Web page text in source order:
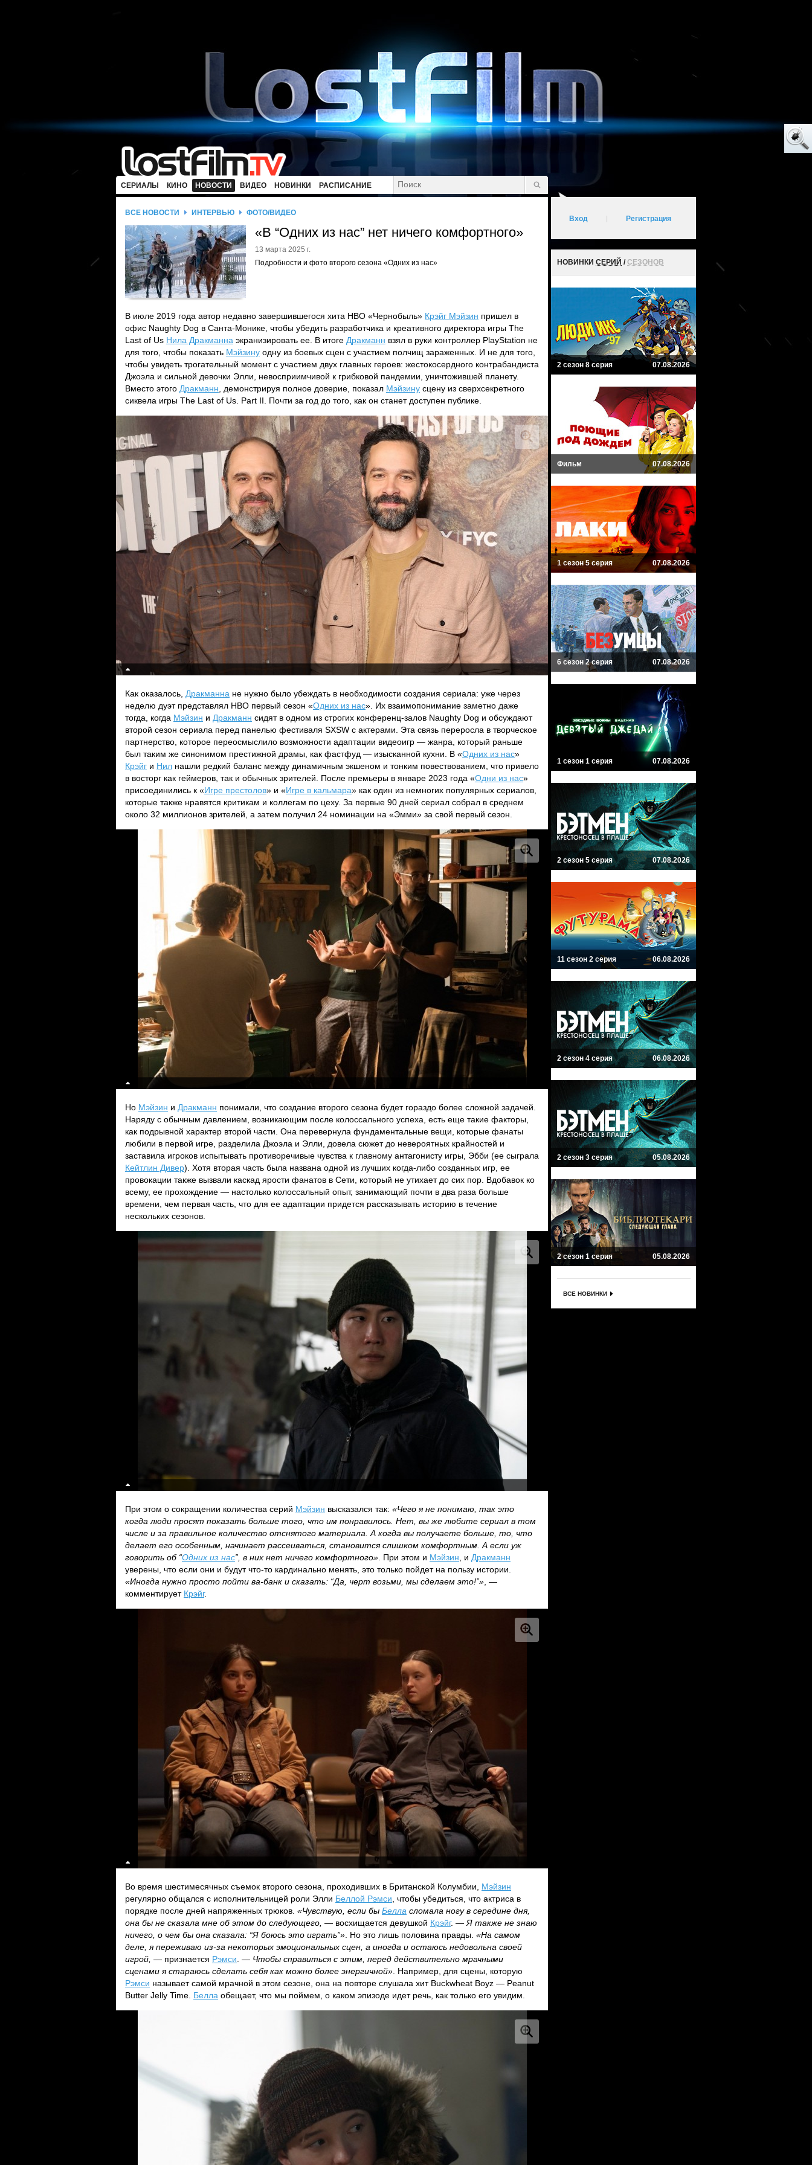
СЕРИАЛЫ КИНО НОВОСТИ ВИДЕО НОВИНКИ РАСПИСАНИЕ
ВСЕ НОВОСТИ ИНТЕРВЬЮ ФОТО/ВИДЕО
«В “Одних из нас” нет ничего комфортного»
13 марта 2025 г.
Подробности и фото второго сезона «Одних из нас»
В июле 2019 года автор недавно завершившегося хита HBO «Чернобыль» Крэйг Мэйзин пришел в
офис Naughty Dog в Санта-Монике, чтобы убедить разработчика и креативного директора игры The
Last of Us Нила Дракманна экранизировать ее. В итоге Дракманн взял в руки контроллер PlayStation не
для того, чтобы показать Мэйзину одну из боевых сцен с участием полчищ зараженных. И не для того,
чтобы увидеть трогательный момент с участием двух главных героев: жестокосердного контрабандиста
Джоэла и сильной девочки Элли, невосприимчивой к грибковой пандемии, уничтожившей планету.
Вместо этого Дракманн , демонстрируя полное доверие, показал Мэйзину сцену из сверхсекретного
сиквела игры The Last of Us. Part II. Почти за год до того, как он станет доступен публике.
Как оказалось, Дракманна не нужно было убеждать в необходимости создания сериала: уже через
неделю дуэт представлял HBO первый сезон «Одних из нас». Их взаимопонимание заметно даже
тогда, когда Мэйзин и Дракманн сидят в одном из строгих конференц-залов Naughty Dog и обсуждают
второй сезон сериала перед панелью фестиваля SXSW с актерами. Эта связь переросла в творческое
партнерство, которое переосмыслило возможности адаптации видеоигр — жанра, который раньше
был таким же синонимом престижной драмы, как фастфуд — изысканной кухни. В «Одних из нас»
Крэйг и Нил нашли редкий баланс между динамичным экшеном и тонким повествованием, что привело
в восторг как геймеров, так и обычных зрителей. После премьеры в январе 2023 года «Одни из нас»
присоединились к «Игре престолов» и «Игре в кальмара» как один из немногих популярных сериалов,
которые также нравятся критикам и коллегам по цеху. За первые 90 дней сериал собрал в среднем
около 32 миллионов зрителей, а затем получил 24 номинации на «Эмми» за свой первый сезон.
Но Мэйзин и Дракманн понимали, что создание второго сезона будет гораздо более сложной задачей.
Наряду с обычным давлением, возникающим после колоссального успеха, есть еще такие факторы,
как подрывной характер второй части. Она перевернула фундаментальные вещи, которые фанаты
любили в первой игре, разделила Джоэла и Элли, довела сюжет до невероятных крайностей и
заставила игроков испытывать противоречивые чувства к главному антагонисту игры, Эбби (ее сыграла
Кейтлин Дивер). Хотя вторая часть была названа одной из лучших когда-либо созданных игр, ее
провокации также вызвали каскад ярости фанатов в Сети, который не утихает до сих пор. Вдобавок ко
всему, ее прохождение — настолько колоссальный опыт, занимающий почти в два раза больше
времени, чем первая часть, что для ее адаптации придется рассказывать историю в течение
нескольких сезонов.
При этом о сокращении количества серий Мэйзин высказался так: «Чего я не понимаю, так это
когда люди просят показать больше того, что им понравилось. Нет, вы же любите сериал в том
числе и за правильное количество отснятого материала. А когда вы получаете больше, то, что
делает его особенным, начинает рассеиваться, становится слишком комфортным. А если уж
говорить об “Одних из нас”, в них нет ничего комфортного» . При этом и Мэйзин , и Дракманн
уверены, что если они и будут что-то кардинально менять, это только пойдет на пользу истории.
«Иногда нужно просто пойти ва-банк и сказать: “Да, черт возьми, мы сделаем это!”» , —
комментирует Крэйг.
Во время шестимесячных съемок второго сезона, проходивших в Британской Колумбии, Мэйзин
регулярно общался с исполнительницей роли Элли Беллой Рэмси , чтобы убедиться, что актриса в
порядке после дней напряженных трюков. «Чувствую, если бы Белла сломала ногу в середине дня,
она бы не сказала мне об этом до следующего, — восхищается девушкой Крэйг. — Я также не знаю
ничего, о чем бы она сказала: “Я боюсь это играть”» . Но это лишь половина правды. «На самом
деле, я переживаю из-за некоторых эмоциональных сцен, а иногда и остаюсь недовольна своей
игрой, — признается Рэмси . — Чтобы справиться с этим, перед действительно мрачными
сценами я стараюсь сделать себя как можно более энергичной» . Например, для сцены, которую
Рэмси называет самой мрачной в этом сезоне, она на повторе слушала хит Buckwheat Boyz — Peanut
Butter Jelly Time. Белла обещает, что мы поймем, о каком эпизоде идет речь, как только его увидим.
Вход Регистрация
НОВИНКИ СЕРИЙ /СЕЗОНОВ
2 сезон 8 серия 07.08.2026
Фильм 07.08.2026
1 сезон 5 серия 07.08.2026
6 сезон 2 серия 07.08.2026
1 сезон 1 серия 07.08.2026
2 сезон 5 серия 07.08.2026
11 сезон 2 серия 06.08.2026
2 сезон 4 серия 06.08.2026
2 сезон 3 серия 05.08.2026
2 сезон 1 серия 05.08.2026
ВСЕ НОВИНКИ